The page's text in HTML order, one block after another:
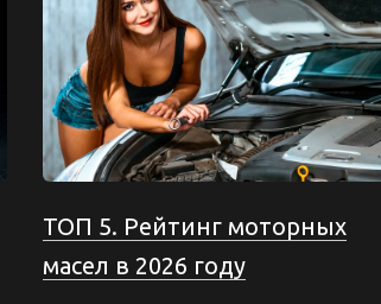
ТОП 5. Рейтинг моторных
масел в 2026 году